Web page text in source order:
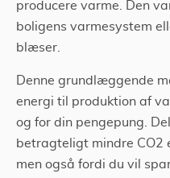
producere varme. Den
boligens varmesystem
blæser.
Denne grundlæggende
energi til produktion af
og for din pengepung.
betragteligt mindre CO2
men også fordi du vil